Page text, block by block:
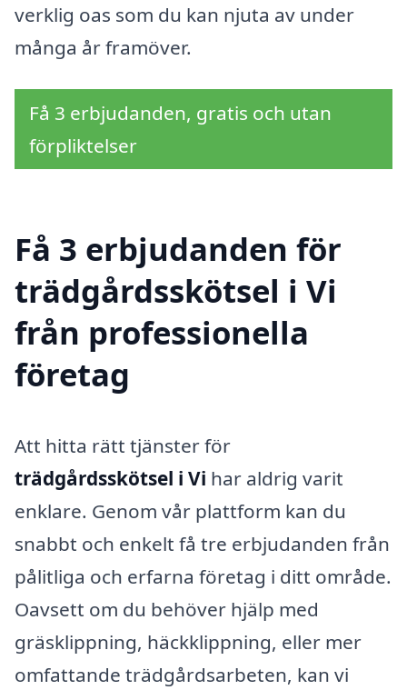
verklig oas som du kan njuta av under
många år framöver.
Få 3 erbjudanden, gratis och utan
förpliktelser
Få 3 erbjudanden för
trädgårdsskötsel i Vi
från professionella
företag
Att hitta rätt tjänster för
trädgårdsskötsel i Vi har aldrig varit
enklare. Genom vår plattform kan du
snabbt och enkelt få tre erbjudanden från
pålitliga och erfarna företag i ditt område.
Oavsett om du behöver hjälp med
gräsklippning, häckklippning, eller mer
omfattande trädgårdsarbeten, kan vi